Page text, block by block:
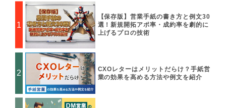
【保存版】営業手紙の書き方と例文30
選！新規開拓アポ率・成約率を劇的に
上げるプロの技術
CXOレターはメリットだらけ？手紙営
業の効果を高める方法や例文を紹介